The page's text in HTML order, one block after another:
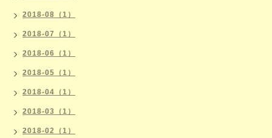
2018-08（1）
2018-07（1）
2018-06（1）
2018-05（1）
2018-04（1）
2018-03（1）
2018-02（1）